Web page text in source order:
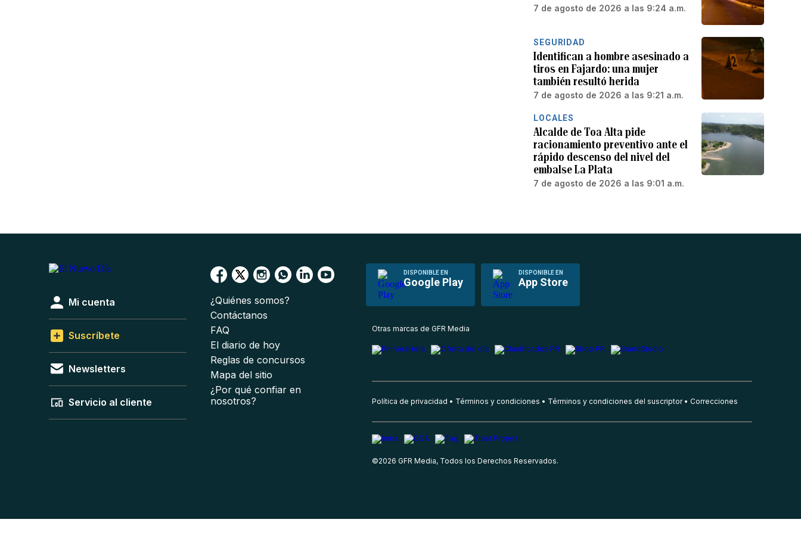
7 de agosto de 2026 a las 9:24 a.m.
SEGURIDAD
Identifican a hombre asesinado a
tiros en Fajardo: una mujer
también resultó herida
7 de agosto de 2026 a las 9:21 a.m.
LOCALES
Alcalde de Toa Alta pide
racionamiento preventivo ante el
rápido descenso del nivel del
embalse La Plata
7 de agosto de 2026 a las 9:01 a.m.
DISPONIBLE EN
Google Play
DISPONIBLE EN
App Store
Mi cuenta
Suscríbete
Newsletters
Servicio al cliente
¿Quiénes somos?
Contáctanos
FAQ
El diario de hoy
Reglas de concursos
Mapa del sitio
¿Por qué confiar en
nosotros?
Otras marcas de GFR Media
Política de privacidad Términos y condiciones Términos y condiciones del suscriptor Correcciones
©2026 GFR Media, Todos los Derechos Reservados.